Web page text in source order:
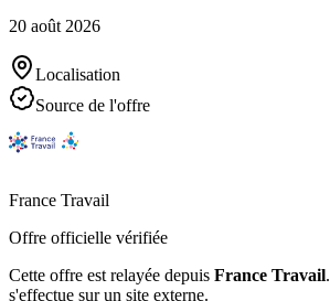
20 août 2026
Localisation
Source de l'offre
France Travail
Offre officielle vérifiée
Cette offre est relayée depuis France Travail.
s'effectue sur un site externe.